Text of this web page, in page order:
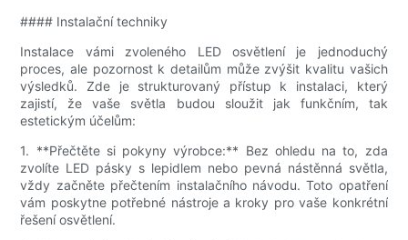
#### Instalační techniky
Instalace vámi zvoleného LED osvětlení je jednoduchý
proces, ale pozornost k detailům může zvýšit kvalitu vašich
výsledků. Zde je strukturovaný přístup k instalaci, který
zajistí, že vaše světla budou sloužit jak funkčním, tak
estetickým účelům:
1. **Přečtěte si pokyny výrobce:** Bez ohledu na to, zda
zvolíte LED pásky s lepidlem nebo pevná nástěnná světla,
vždy začněte přečtením instalačního návodu. Toto opatření
vám poskytne potřebné nástroje a kroky pro vaše konkrétní
řešení osvětlení.